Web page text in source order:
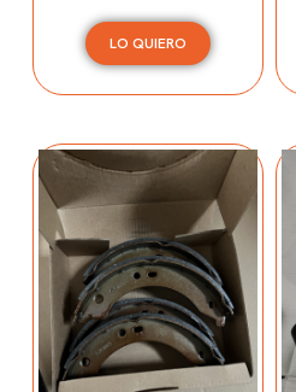
LO QUIERO